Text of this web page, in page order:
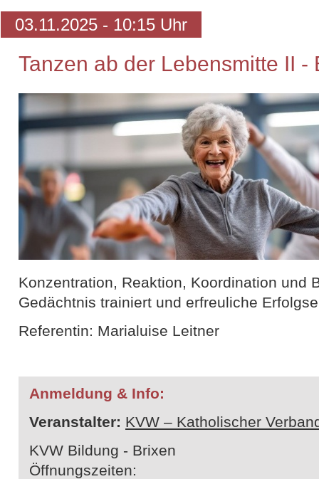
03.11.2025 - 10:15 Uhr
Tanzen ab der Lebensmitte II -
Konzentration, Reaktion, Koordination und
Gedächtnis trainiert und erfreuliche
Referentin: Marialuise Leitner
Anmeldung & Info:
Veranstalter: KVW – Katholischer
KVW Bildung - Brixen
Öffnungszeiten: